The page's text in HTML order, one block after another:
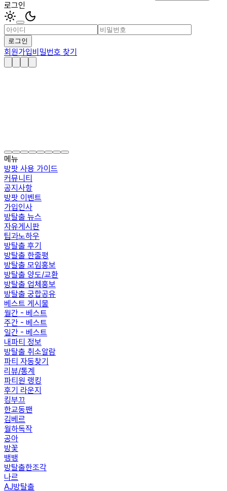
로그인
로그인
회원가입비밀번호 찾기
메뉴
방팟 사용 가이드
커뮤니티
공지사항
방팟 이벤트
가입인사
방탈출 뉴스
자유게시판
팁과노하우
방탈출 후기
방탈출 한줄평
방탈출 모임홍보
방탈출 양도/교환
방탈출 업체홍보
방탈출 궁합공유
베스트 게시물
월간 - 베스트
주간 - 베스트
일간 - 베스트
내파티 정보
방탈출 취소알람
파티 자동찾기
리뷰/통계
파티원 랭킹
후기 라운지
킹부끄
한교동팬
김베르
월하독작
공아
방꽃
뱅뱅
방탈출한조각
나르
AJ방탈출